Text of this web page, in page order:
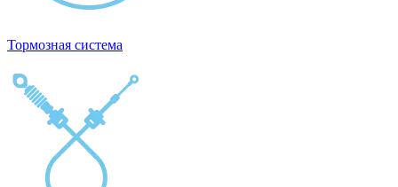
Тормозная система